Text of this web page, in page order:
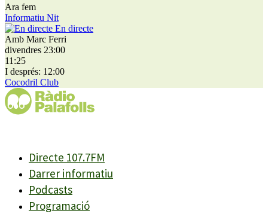
Ara fem
Informatiu Nit
En directe
Amb Marc Ferri
divendres 23:00
11:25
I després: 12:00
Cocodril Club
Directe 107.7FM
Darrer informatiu
Podcasts
Programació